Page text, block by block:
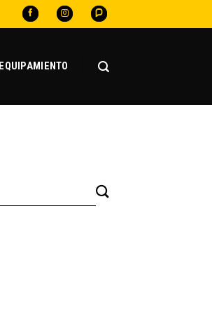
EQUIPAMIENTO